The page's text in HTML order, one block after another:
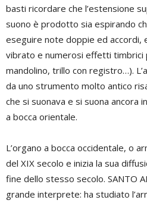
basti ricordare che l’estensione
suono è prodotto sia espirando
eseguire note doppie ed accordi,
vibrato e numerosi effetti timbrici
mandolino, trillo con registro…).
da uno strumento molto antico
che si suonava e si suona ancora
a bocca orientale.
L’organo a bocca occidentale, o
del XIX secolo e inizia la sua
fine dello stesso secolo. SANTO
grande interprete: ha studiato